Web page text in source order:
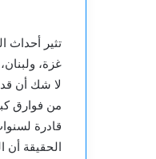
تثير أحداث
غزة،
لا شك أن
من فوارق
قادرة
الحقيقة أن